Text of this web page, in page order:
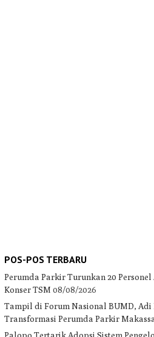
POS-POS TERBARU
Perumda Parkir Turunkan 20
Konser TSM 08/08/2026
Tampil di Forum Nasional BUMD, Adi
Transformasi Perumda Parkir
Palopo Tertarik Adopsi Sistem